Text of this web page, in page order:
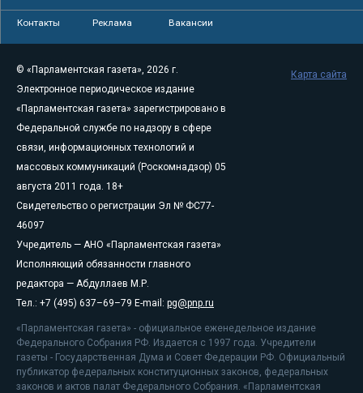
Контакты Реклама Вакансии
© «Парламентская газета», 2026 г.
Электронное периодическое издание
«Парламентская газета» зарегистрировано в
Федеральной службе по надзору в сфере
связи, информационных технологий и
массовых коммуникаций (Роскомнадзор) 05
августа 2011 года. 18+
Свидетельство о регистрации Эл № ФС77-
46097
Учредитель — АНО «Парламентская газета»
Исполняющий обязанности главного
редактора — Абдуллаев М.Р.
Тел.: +7 (495) 637–69–79 E-mail: pg@pnp.ru
«Парламентская газета» - официальное еженедельное издание
Федерального Собрания РФ. Издается с 1997 года. Учредители
газеты - Государственная Дума и Совет Федерации РФ. Официальный
публикатор федеральных конституционных законов, федеральных
законов и актов палат Федерального Собрания. «Парламентская
Карта сайта